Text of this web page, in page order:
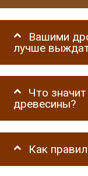
Вашими
лучше
Что
древесины?
Как